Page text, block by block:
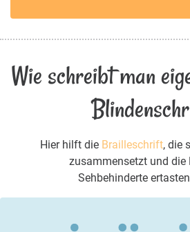
Wie schreibt man
Hier hilft die Brailleschrift, die
zusammensetzt und die
Sehbehinderte